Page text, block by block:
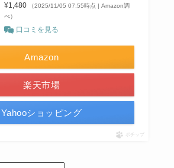
¥1,480
（2025/11/05 07:55時点 | Amazon調
べ）
口コミを見る
Amazon
楽天市場
Yahooショッピング
ポチップ